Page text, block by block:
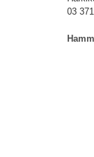
03